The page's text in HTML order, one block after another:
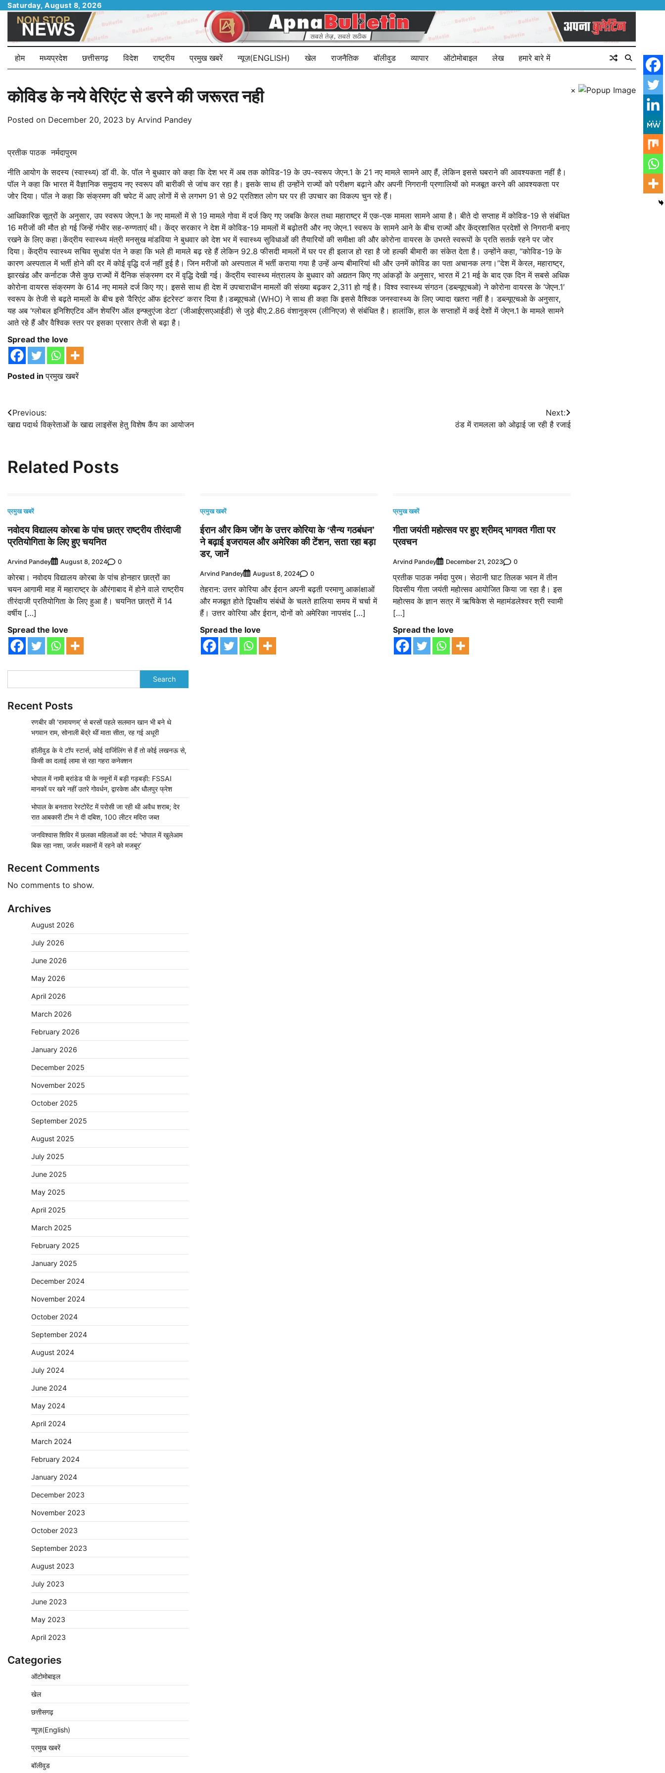
Skip
content
Saturday, August 8, 2026
होम मध्यप्रदेश छत्तीसगढ़ विदेश राष्ट्रीय प्रमुख खबरें न्यूज़(ENGLISH) खेल राजनैतिक बॉलीवुड व्यापार ऑटोमोबाइल लेख हमारे बारे में
कोविड के नये वेरिएंट से डरने की जरूरत नही
Posted on December 20, 2023 by Arvind Pandey
प्रतीक पाठक नर्मदापुरम
नीति आयोग के सदस्य (स्वास्थ्य) डॉ वी. के. पॉल ने बुधवार को कहा कि देश भर में अब तक कोविड​​​​-19 के उप-स्वरूप जेएन.1 के 21 नए मामले सामने आए हैं, लेकिन इससे घबराने की आवश्यकता नहीं है।
पॉल ने कहा कि भारत में वैज्ञानिक समुदाय नए स्वरूप की बारीकी से जांच कर रहा है। इसके साथ ही उन्होंने राज्यों को परीक्षण बढ़ाने और अपनी निगरानी प्रणालियों को मजबूत करने की आवश्यकता पर
जोर दिया। पॉल ने कहा कि संक्रमण की चपेट में आए लोगों में से लगभग 91 से 92 प्रतिशत लोग घर पर ही उपचार का विकल्प चुन रहे हैं।
आधिकारिक सूत्रों के अनुसार, उप स्वरूप जेएन.1 के नए मामलों में से 19 मामले गोवा में दर्ज किए गए जबकि केरल तथा महाराष्ट्र में एक-एक मामला सामने आया है। बीते दो सप्ताह में कोविड​​​​-19 से संबंधित
16 मरीजों की मौत हो गई जिन्हें गंभीर सह-रुग्णताएं थी। केंद्र सरकार ने देश में कोविड​​​​-19 मामलों में बढ़ोतरी और नए जेएन.1 स्वरूप के सामने आने के बीच राज्यों और केंद्रशासित प्रदेशों से निगरानी बनाए
रखने के लिए कहा।केंद्रीय स्वास्थ्य मंत्री मनसुख मांडविया ने बुधवार को देश भर में स्वास्थ्य सुविधाओं की तैयारियों की समीक्षा की और कोरोना वायरस के उभरते स्वरूपों के प्रति सतर्क रहने पर जोर
दिया। केंद्रीय स्वास्थ्य सचिव सुधांश पंत ने कहा कि भले ही मामले बढ़ रहे हैं लेकिन 92.8 फीसदी मामलों में घर पर ही इलाज हो रहा है जो हल्की बीमारी का संकेत देता है। उन्होंने कहा, “कोविड-19 के
कारण अस्पताल में भर्ती होने की दर में कोई वृद्धि दर्ज नहीं हुई है। जिन मरीजों को अस्पताल में भर्ती कराया गया है उन्हें अन्य बीमारियां थी और उनमें कोविड का पता अचानक लगा।”देश में केरल, महाराष्ट्र,
झारखंड और कर्नाटक जैसे कुछ राज्यों में दैनिक संक्रमण दर में वृद्धि देखी गई। केंद्रीय स्वास्थ्य मंत्रालय के बुधवार को अद्यतन किए गए आंकड़ों के अनुसार, भारत में 21 मई के बाद एक दिन में सबसे अधिक
कोरोना वायरस संक्रमण के 614 नए मामले दर्ज किए गए। इससे साथ ही देश में उपचाराधीन मामलों की संख्या बढ़कर 2,311 हो गई है। विश्व स्वास्थ्य संगठन (डब्ल्यूएचओ) ने कोरोना वायरस के ‘जेएन.1′
स्वरूप के तेजी से बढ़ते मामलों के बीच इसे ‘वैरिएंट ऑफ इंटरेस्ट’ करार दिया है।डब्यूएचओ (WHO) ने साथ ही कहा कि इससे वैश्विक जनस्वास्थ्य के लिए ज्यादा खतरा नहीं है। डब्ल्यूएचओ के अनुसार,
यह अब ‘ग्लोबल इनिशिएटिव ऑन शेयरिंग ऑल इन्फ्लुएंजा डेटा’ (जीआईएसएआईडी) से जुड़े बीए.2.86 वंशानुक्रम (लीनिएज) से संबंधित है। हालांकि, हाल के सप्ताहों में कई देशों में जेएन.1 के मामले सामने
आते रहे हैं और वैश्विक स्तर पर इसका प्रसार तेजी से बढ़ा है।
Spread the love
Posted inप्रमुख खबरें
Post
navigation
Previous:
खाद्य पदार्थ विक्रेताओं के खाद्य लाइसेंस हेतु विशेष कैंप का आयोजन
Next:
ठंड में रामलला को ओढ़ाई जा रही है रजाई
Related Posts
प्रमुख खबरें
नवोदय विद्यालय कोरबा के पांच छात्र राष्ट्रीय तीरंदाजी
प्रतियोगिता के लिए हुए चयनित
Arvind Pandey August 8, 2024 0
कोरबा। नवोदय विद्यालय कोरबा के पांच होनहार छात्रों का
चयन आगामी माह में महाराष्ट्र के औरंगाबाद में होने वाले राष्ट्रीय
तीरंदाजी प्रतियोगिता के लिए हुआ है। चयनित छात्रों में 14
वर्षीय […]
Spread the love
प्रमुख खबरें
ईरान और किम जोंग के उत्तर कोरिया के ‘सैन्य गठबंधन’
ने बढ़ाई इजरायल और अमेरिका की टेंशन, सता रहा बड़ा
डर, जानें
Arvind Pandey August 8, 2024 0
तेहरान: उत्तर कोरिया और ईरान अपनी बढ़ती परमाणु आकांक्षाओं
और मजबूत होते द्विपक्षीय संबंधों के चलते हालिया समय में चर्चा में
हैं। उत्तर कोरिया और ईरान, दोनों को अमेरिका नापसंद […]
Spread the love
प्रमुख खबरें
गीता जयंती महोत्सव पर हुए श्रीमद् भागवत गीता पर
प्रवचन
Arvind Pandey December 21, 2023 0
प्रतीक पाठक नर्मदा पुरम। सेठानी घाट तिलक भवन में तीन
दिवसीय गीता जयंती महोत्सव आयोजित किया जा रहा है। इस
महोत्सव के ज्ञान सत्र में ऋषिकेश से महामंडलेश्वर श्री स्वामी
[…]
Spread the love
×
Search
Recent Posts
रणबीर की ‘रामायणम्’ से बरसों पहले सलमान खान भी बने थे
भगवान राम, सोनाली बेंद्रे थीं माता सीता, रह गई अधूरी
हॉलीवुड के ये टॉप स्टार्स, कोई दार्जिलिंग से हैं तो कोई लखनऊ से,
किसी का दलाई लामा से रहा गहरा कनेक्शन
भोपाल में नामी ब्रांडेड घी के नमूनों में बड़ी गड़बड़ी: FSSAI
मानकों पर खरे नहीं उतरे गोवर्धन, द्वारकेश और धौलपुर फ्रेश
भोपाल के बनतारा रेस्टोरेंट में परोसी जा रही थी अवैध शराब; देर
रात आबकारी टीम ने दी दबिश, 100 लीटर मदिरा जब्त
जनविश्वास शिविर में छलका महिलाओं का दर्द: ‘भोपाल में खुलेआम
बिक रहा नशा, जर्जर मकानों में रहने को मजबूर’
Recent Comments
No comments to show.
Archives
August 2026
July 2026
June 2026
May 2026
April 2026
March 2026
February 2026
January 2026
December 2025
November 2025
October 2025
September 2025
August 2025
July 2025
June 2025
May 2025
April 2025
March 2025
February 2025
January 2025
December 2024
November 2024
October 2024
September 2024
August 2024
July 2024
June 2024
May 2024
April 2024
March 2024
February 2024
January 2024
December 2023
November 2023
October 2023
September 2023
August 2023
July 2023
June 2023
May 2023
April 2023
Categories
ऑटोमोबाइल
खेल
छत्तीसगढ़
न्यूज़(English)
प्रमुख खबरें
बॉलीवुड